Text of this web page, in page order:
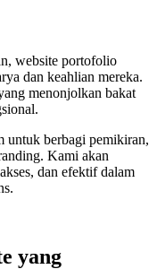
website portofolio
dan keahlian mereka.
menonjolkan bakat
untuk berbagi pemikiran,
Kami akan
dan efektif dalam
yang